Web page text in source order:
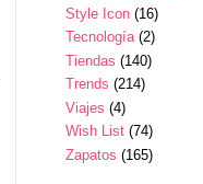
Style Icon (16)
Tecnología (2)
Tiendas (140)
Trends (214)
Viajes (4)
Wish List (74)
Zapatos (165)